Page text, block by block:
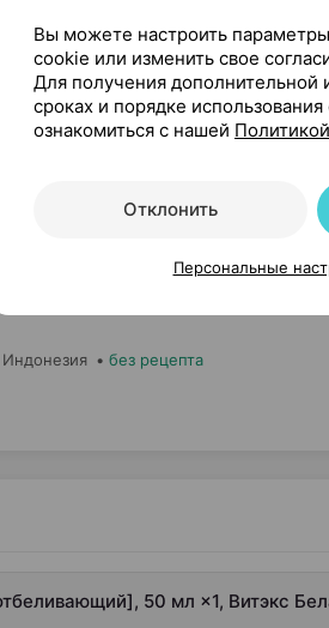
корректор,30 мл×1
Витэкс , Беларусь • без
•без рецепта
• без рецепта
50 мл ×1, Витэкс
Вы можете настроить
cookie или изменить свое
Для получения дополнительной
сроках и порядке
ознакомиться с нашей
Отклонить
Персональные